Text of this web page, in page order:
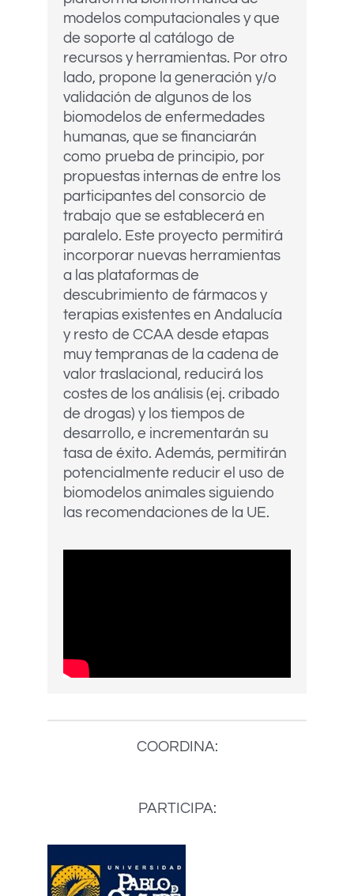
modelos computacionales y que
de soporte al catálogo de
recursos y herramientas. Por otro
lado, propone la generación y/o
validación de algunos de los
biomodelos de enfermedades
humanas, que se financiarán
como prueba de principio, por
propuestas internas de entre los
participantes del consorcio de
trabajo que se establecerá en
paralelo. Este proyecto permitirá
incorporar nuevas herramientas
a las plataformas de
descubrimiento de fármacos y
terapias existentes en Andalucía
y resto de CCAA desde etapas
muy tempranas de la cadena de
valor traslacional, reducirá los
costes de los análisis (ej. cribado
de drogas) y los tiempos de
desarrollo, e incrementarán su
tasa de éxito. Además, permitirán
potencialmente reducir el uso de
biomodelos animales siguiendo
las recomendaciones de la UE.
COORDINA:
PARTICIPA: